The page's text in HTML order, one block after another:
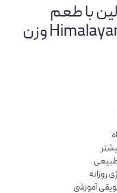
با طعم
بیکن Himalayan Bacon Bites Cookies وزن
آموزشی